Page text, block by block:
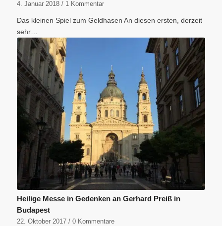
4. Januar 2018 / 1 Kommentar
Das kleinen Spiel zum Geldhasen An diesen ersten, derzeit
sehr…
Heilige Messe in Gedenken an Gerhard Preiß in
Budapest
22. Oktober 2017 / 0 Kommentare